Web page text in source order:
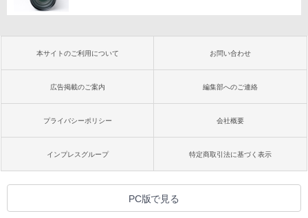
本サイトのご利用について お問い合わせ
広告掲載のご案内 編集部へのご連絡
プライバシーポリシー 会社概要
インプレスグループ 特定商取引法に基づく表示
PC版で見る